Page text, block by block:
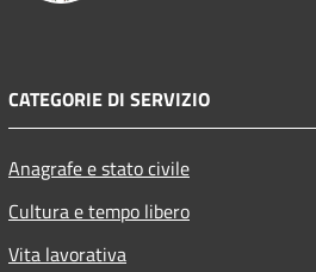
CATEGORIE DI SERVIZIO
Anagrafe e stato civile
Cultura e tempo libero
Vita lavorativa